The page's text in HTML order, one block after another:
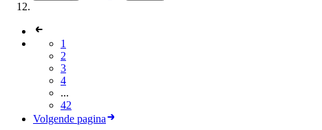
1
2
3
4
...
42
Volgende pagina